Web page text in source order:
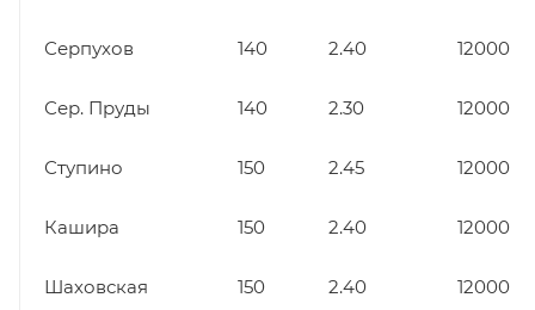
Серпухов 140 2.40 12000
Сер. Пруды 140 2.30 12000
Ступино 150 2.45 12000
Кашира 150 2.40 12000
Шаховская 150 2.40 12000